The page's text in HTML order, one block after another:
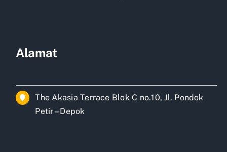
Alamat
The Akasia Terrace Blok C no.10, Jl. Pondok
Petir – Depok